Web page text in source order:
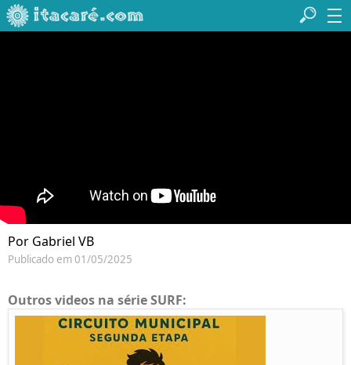
Por Gabriel VB
Publicado em 01/05/2025
Outros videos na série SURF: